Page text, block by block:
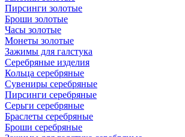
Пирсинги золотые
Броши золотые
Часы золотые
Монеты золотые
Зажимы для галстука
Серебряные изделия
Кольца серебряные
Сувениры серебряные
Пирсинги серебряные
Серьги серебряные
Браслеты серебряные
Броши серебряные